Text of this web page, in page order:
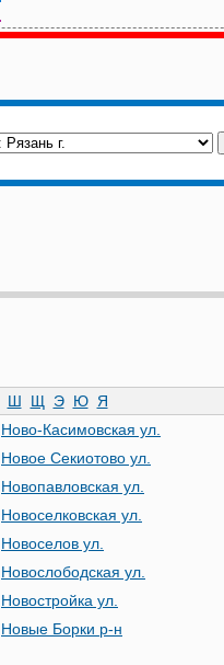
Ш Щ Э Ю Я
Ново-Касимовская ул.
Новое Секиотово ул.
Новопавловская ул.
Новоселковская ул.
Новоселов ул.
Новослободская ул.
Новостройка ул.
Новые Борки р-н